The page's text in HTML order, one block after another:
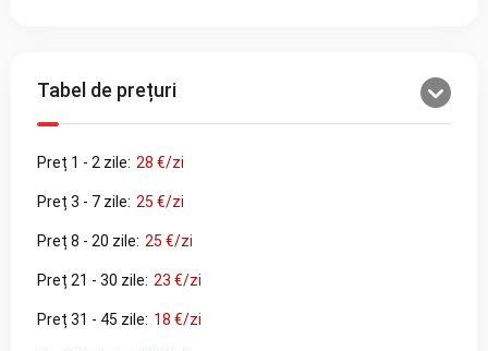
Tabel de prețuri
Preț 1 - 2 zile: 28 €/zi
Preț 3 - 7 zile: 25 €/zi
Preț 8 - 20 zile: 25 €/zi
Preț 21 - 30 zile: 23 €/zi
Preț 31 - 45 zile: 18 €/zi